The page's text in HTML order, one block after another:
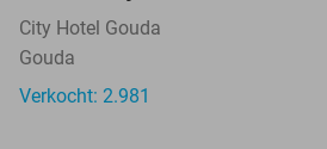
City Hotel Gouda
Gouda
Verkocht: 2.981